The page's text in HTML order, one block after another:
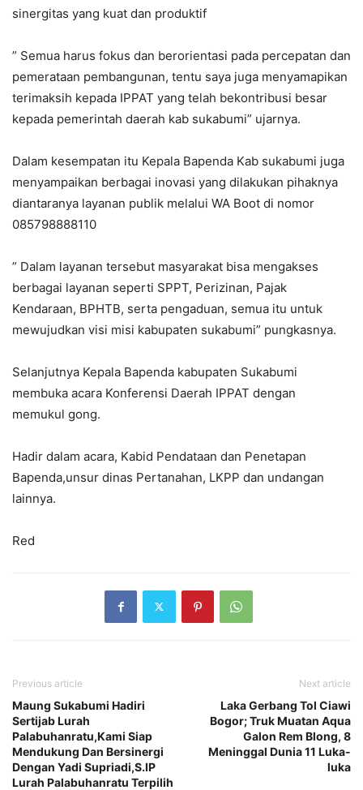
sinergitas yang kuat dan produktif
” Semua harus fokus dan berorientasi pada percepatan dan
pemerataan pembangunan, tentu saya juga menyamapikan
terimaksih kepada IPPAT yang telah bekontribusi besar
kepada pemerintah daerah kab sukabumi” ujarnya.
Dalam kesempatan itu Kepala Bapenda Kab sukabumi juga
menyampaikan berbagai inovasi yang dilakukan pihaknya
diantaranya layanan publik melalui WA Boot di nomor
085798888110
” Dalam layanan tersebut masyarakat bisa mengakses
berbagai layanan seperti SPPT, Perizinan, Pajak
Kendaraan, BPHTB, serta pengaduan, semua itu untuk
mewujudkan visi misi kabupaten sukabumi” pungkasnya.
Selanjutnya Kepala Bapenda kabupaten Sukabumi
membuka acara Konferensi Daerah IPPAT dengan
memukul gong.
Hadir dalam acara, Kabid Pendataan dan Penetapan
Bapenda,unsur dinas Pertanahan, LKPP dan undangan
lainnya.
Red
Previous article
Maung Sukabumi Hadiri
Sertijab Lurah
Palabuhanratu,Kami Siap
Mendukung Dan Bersinergi
Dengan Yadi Supriadi,S.IP
Lurah Palabuhanratu Terpilih
Next article
Laka Gerbang Tol Ciawi
Bogor; Truk Muatan Aqua
Galon Rem Blong, 8
Meninggal Dunia 11 Luka-
luka